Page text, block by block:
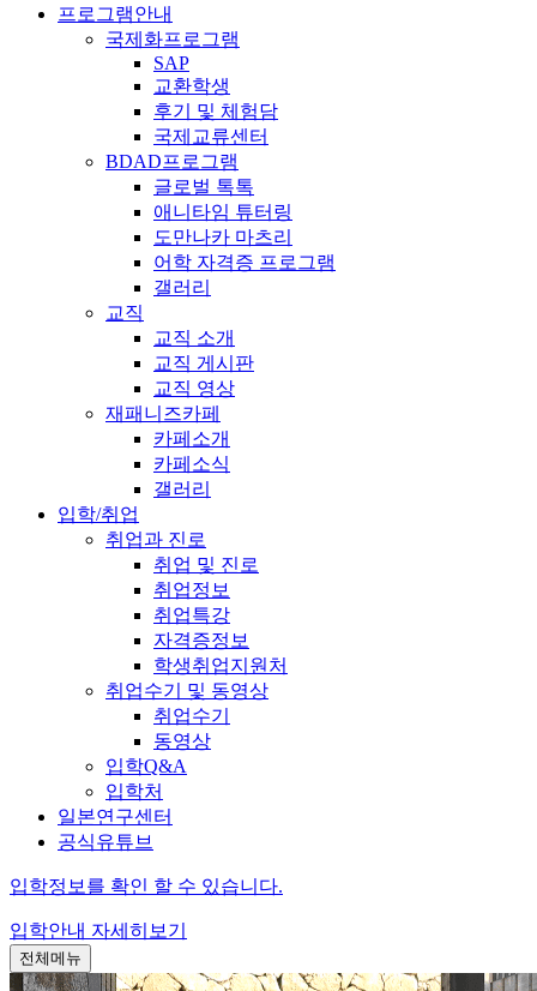
프로그램안내
국제화프로그램
SAP
교환학생
후기 및 체험담
국제교류센터
BDAD프로그램
글로벌 톡톡
애니타임 튜터링
도만나카 마츠리
어학 자격증 프로그램
갤러리
교직
교직 소개
교직 게시판
교직 영상
재패니즈카페
카페소개
카페소식
갤러리
입학/취업
취업과 진로
취업 및 진로
취업정보
취업특강
자격증정보
학생취업지원처
취업수기 및 동영상
취업수기
동영상
입학Q&A
입학처
일본연구센터
공식유튜브
입학정보를 확인 할 수 있습니다.
입학안내 자세히보기
전체메뉴